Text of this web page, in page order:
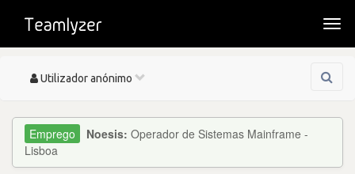
Toggle
Utilizador anónimo
Noesis: Operador de Sistemas Mainframe -
Lisboa